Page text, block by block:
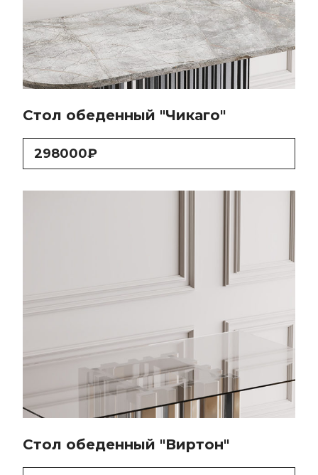
Стол обеденный "Чикаго"
298000₽
Стол обеденный "Виртон"